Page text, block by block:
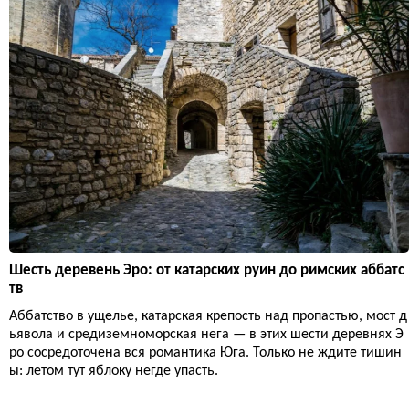
Шесть деревень Эро: от катарских руин до римских аббатс
тв
Аббатство в ущелье, катарская крепость над пропастью, мост д
ьявола и средиземноморская нега — в этих шести деревнях Э
ро сосредоточена вся романтика Юга. Только не ждите тишин
ы: летом тут яблоку негде упасть.